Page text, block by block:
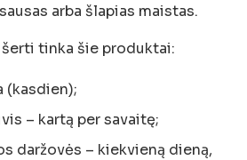
arba šlapias maistas.
tinka šie produktai:
(kasdien);
– kartą per savaitę;
daržovės – kiekvieną dieną,